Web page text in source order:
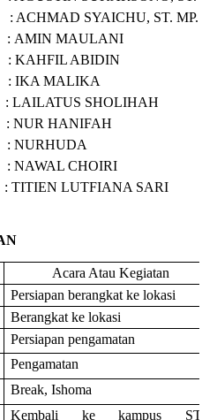
: ACHMAD SYAICHU, ST. MP.
AMIN MAULANI
: KAHFIL ABIDIN
IKA MALIKA
LAILATUS SHOLIHAH
HANIFAH
: NAWAL CHOIRI
: TITIEN LUTFIANA SARI
Acara Atau Kegiatan
Persiapan berangkat ke lokasi
Berangkat ke lokasi
Persiapan pengamatan
Pengamatan
Break, Ishoma
Kembali ke kampus STT